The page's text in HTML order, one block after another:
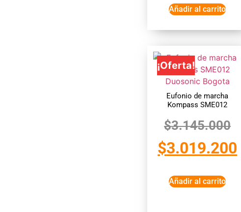
Añadir al carrito
¡Oferta!
Eufonio de marcha
Kompass SME012
$3.145.000
$3.019.200
Añadir al carrito